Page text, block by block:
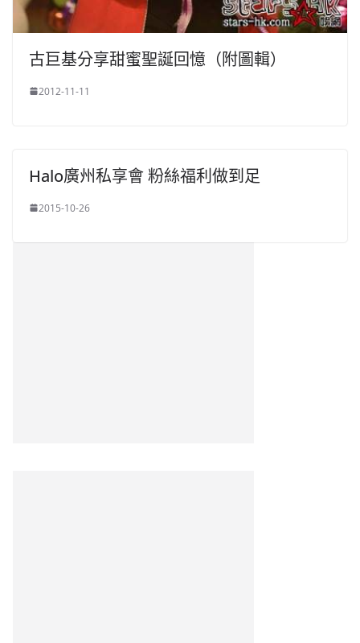
古巨基分享甜蜜聖誕回憶（附圖輯）
2012-11-11
Halo廣州私享會 粉絲福利做到足
2015-10-26